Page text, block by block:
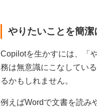
やりたいことを簡
Copilotを生かすには、「
務は無意識にこなしてい
るかもしれません。
例えばWordで文書を読み